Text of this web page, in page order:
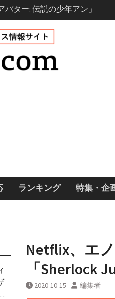
「ボイスメールで恋をし
ト・登場人物・あらすじ
ーイ・ドゥイッチ主演ロ
ウス・オブ・ギネス」シ
更新決定！2027年撮影開始
ランキング 特集・企
Netflix、エ
「Sherlock
2020-10-15 編集者